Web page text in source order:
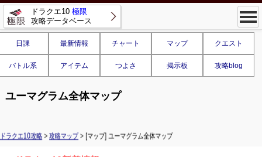
ドラクエ10 極限
攻略データベース
日課 最新情報 チャート マップ クエスト
バトル系 アイテム つよさ 掲示板 攻略blog
ユーマグラム全体マップ
ドラクエ10攻略 > 攻略マップ> [マップ] ユーマグラム全体マップ